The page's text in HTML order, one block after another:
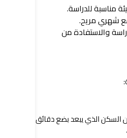
مناسبة للدراسة.
شهري مريح.
والاستفادة من
السكن الذي يبعد بضع دقائق